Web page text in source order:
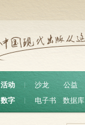
活动 沙龙 公益
数字
电子书 数据库